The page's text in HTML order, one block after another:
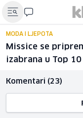
MODA I LJEPOTA
Missice se
izabrana u Top
Komentari (23)